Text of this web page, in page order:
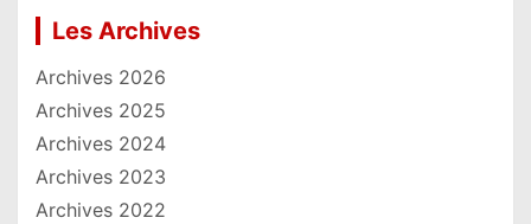
Les Archives
Archives 2026
Archives 2025
Archives 2024
Archives 2023
Archives 2022